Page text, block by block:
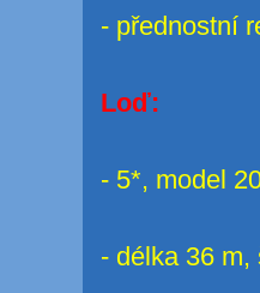
- přednostní
Loď:
- 5*, model
- délka 36 m,